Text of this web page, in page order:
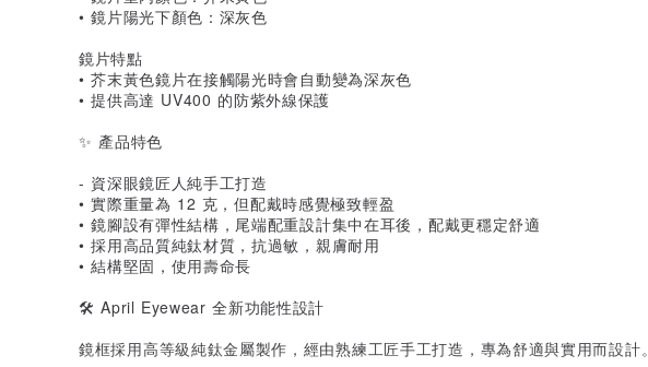
• 鏡片陽光下顏色：深灰色
鏡片特點
• 芥末黃色鏡片在接觸陽光時會自動變為深灰色
• 提供高達 UV400 的防紫外線保護
✨ 產品特色
- 資深眼鏡匠人純手工打造
• 實際重量為 12 克，但配戴時感覺極致輕盈
• 鏡腳設有彈性結構，尾端配重設計集中在耳後，配戴更穩定舒適
• 採用高品質純鈦材質，抗過敏，親膚耐用
• 結構堅固，使用壽命長
🛠️ April Eyewear 全新功能性設計
鏡框採用高等級純鈦金屬製作，經由熟練工匠手工打造，專為舒適與實用而設計。